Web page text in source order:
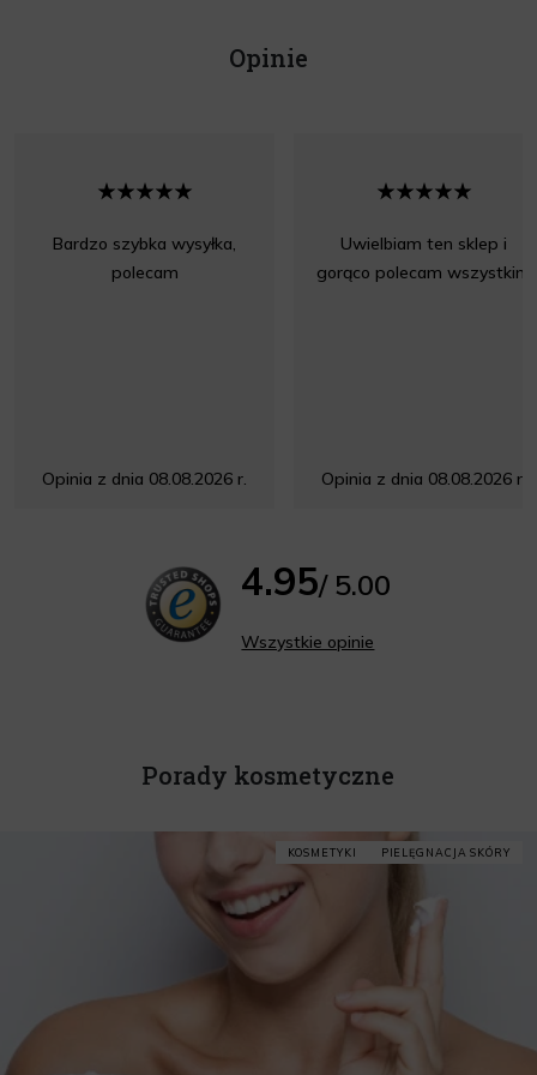
Opinie
Bardzo szybka wysyłka,
polecam
Opinia z dnia 08.08.2026 r.
Uwielbiam ten sklep i
gorąco polecam wszystkim
Opinia z dnia 08.08.2026 r.
4.95/ 5.00
Wszystkie opinie
Porady kosmetyczne
KOSMETYKI PIELĘGNACJA SKÓRY